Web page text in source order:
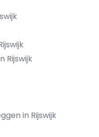
Rijswijk
in Rijswijk